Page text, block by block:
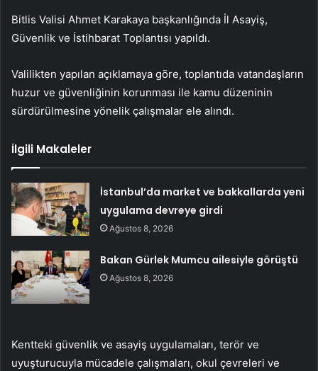
Bitlis Valisi Ahmet Karakaya başkanlığında İl Asayiş,
Güvenlik ve İstihbarat Toplantısı yapıldı.
Valilikten yapılan açıklamaya göre, toplantıda vatandaşların
huzur ve güvenliğinin korunması ile kamu düzeninin
sürdürülmesine yönelik çalışmalar ele alındı.
İlgili Makaleler
İstanbul’da market ve bakkallarda yeni
uygulama devreye girdi
Ağustos 8, 2026
Bakan Gürlek Mumcu ailesiyle görüştü
Ağustos 8, 2026
Kentteki güvenlik ve asayiş uygulamaları, terör ve
uyuşturucuyla mücadele çalışmaları, okul çevreleri ve